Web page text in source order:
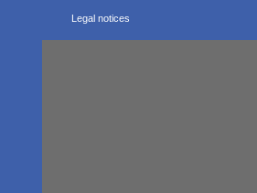
Legal notices